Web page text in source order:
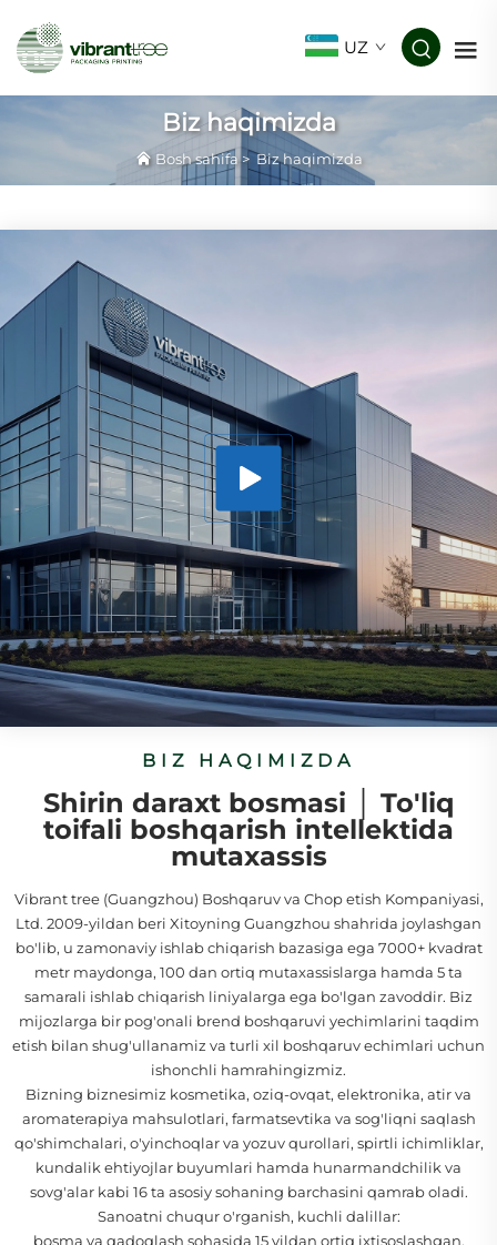
UZ
Biz haqimizda
Bosh sahifa>Biz haqimizda
BIZ HAQIMIZDA
Shirin daraxt bosmasi │ To'liq
toifali boshqarish intellektida
mutaxassis
Vibrant tree (Guangzhou) Boshqaruv va Chop etish Kompaniyasi,
Ltd. 2009-yildan beri Xitoyning Guangzhou shahrida joylashgan
bo'lib, u zamonaviy ishlab chiqarish bazasiga ega 7000+ kvadrat
metr maydonga, 100 dan ortiq mutaxassislarga hamda 5 ta
samarali ishlab chiqarish liniyalarga ega bo'lgan zavoddir. Biz
mijozlarga bir pog'onali brend boshqaruvi yechimlarini taqdim
etish bilan shug'ullanamiz va turli xil boshqaruv echimlari uchun
ishonchli hamrahingizmiz.
Bizning biznesimiz kosmetika, oziq-ovqat, elektronika, atir va
aromaterapiya mahsulotlari, farmatsevtika va sog'liqni saqlash
qo'shimchalari, o'yinchoqlar va yozuv qurollari, spirtli ichimliklar,
kundalik ehtiyojlar buyumlari hamda hunarmandchilik va
sovg'alar kabi 16 ta asosiy sohaning barchasini qamrab oladi.
Sanoatni chuqur o'rganish, kuchli dalillar:
bosma va qadoqlash sohasida 15 yildan ortiq ixtisoslashgan,